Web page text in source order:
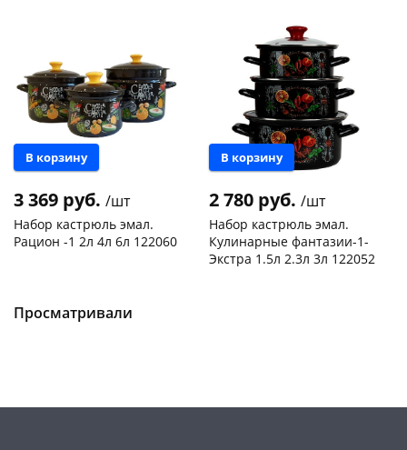
В корзину
3 369 руб. /шт
Набор кастрюль эмал.
Рацион -1 2л 4л 6л 122060
Код товара
В корзину
2 780 руб. /шт
Набор кастрюль эмал.
Кулинарные фантазии-1-
Экстра 1.5л 2.3л 3л 122052
Просматривали
раз в 2 недели